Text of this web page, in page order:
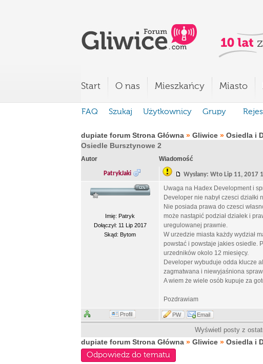
Start O nas Mieszkańcy Miasto
FAQ Szukaj Użytkownicy Grupy
dupiate forum Strona Główna » Gliwice » Osiedla i
Osiedle Bursztynowe 2
Autor Wiadomość
PatrykJaki Wysłany: Wto Lip 11, 2017
Imię: Patryk
Dołączył: 11 Lip 2017
Skąd: Bytom
Uwaga na Hadex Development i
Developer nie nabył czesci
Nie posiada prawa do czesci
może nastąpić podział działek i
uregulowanej prawnie.
W urzedzie miasta każdy wydział
powstać i powstaje jakies osiedle.
urzedników okolo 12 miesięcy.
Developer wybuduje odda klucze
zagmatwana i niewyjaśniona
A wiem że wiele osób kupuje za
Pozdrawiam
Profil PW Email
Wyświetl posty z
dupiate forum Strona Główna » Gliwice » Osiedla i
Odpowiedz do tematu